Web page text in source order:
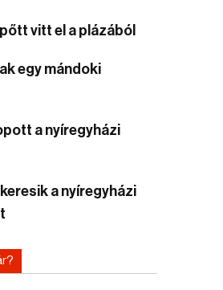
vitt el a plázából
egy mándoki
a nyíregyházi
a nyíregyházi